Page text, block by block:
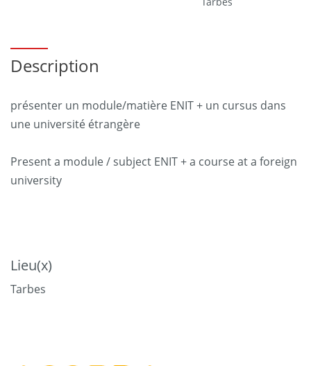
Description
présenter un module/matière ENIT + un cursus dans
une université étrangère
Present a module / subject ENIT + a course at a foreign
university
Lieu(x)
Tarbes